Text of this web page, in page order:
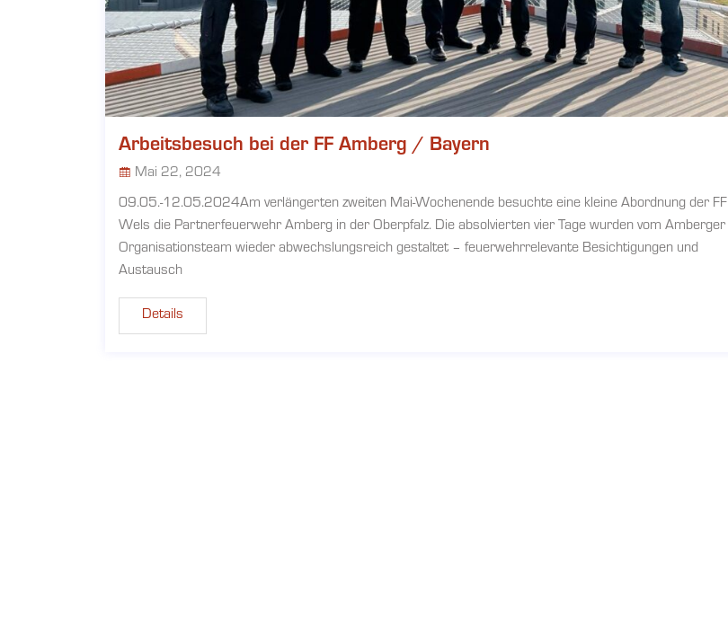
Arbeitsbesuch bei der FF Amberg / Bayern
Mai 22, 2024
09.05.-12.05.2024Am verlängerten zweiten Mai-Wochenende besuchte eine kleine Abordnung der FF
Wels die Partnerfeuerwehr Amberg in der Oberpfalz. Die absolvierten vier Tage wurden vom Amberger
Organisationsteam wieder abwechslungsreich gestaltet – feuerwehrrelevante Besichtigungen und
Austausch
Details